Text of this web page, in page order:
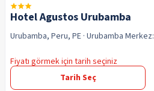
Hotel Agustos Urubamba
Urubamba, Peru, PE · Urubamba Merkez:
Fiyatı görmek için tarih seçiniz
Tarih Seç